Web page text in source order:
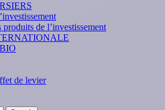
produits de l’investissement
de levier